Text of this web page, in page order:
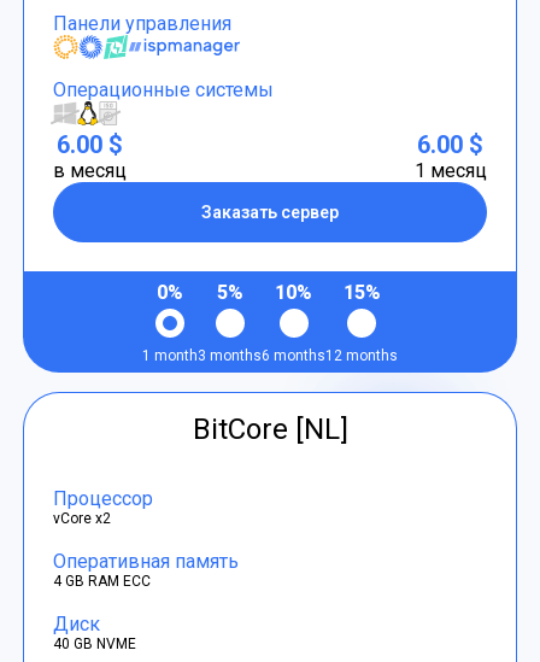
Панели управления
Операционные системы
6.00 $
в месяц
Заказать сервер
6.00 $
1 месяц
0%
1 month
5%
3 months
10%
6 months
15%
12 months
BitCore [NL]
Процессор
vCore x2
Оперативная память
4 GB RAM ECC
Диск
40 GB NVME